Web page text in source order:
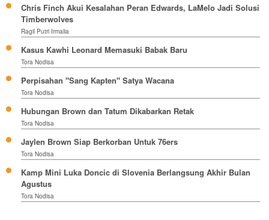
Chris Finch Akui Kesalahan Peran Edwards, LaMelo Jadi Solusi
Timberwolves
Ragil Putri Irmalia
Kasus Kawhi Leonard Memasuki Babak Baru
Tora Nodisa
Perpisahan "Sang Kapten" Satya Wacana
Tora Nodisa
Hubungan Brown dan Tatum Dikabarkan Retak
Tora Nodisa
Jaylen Brown Siap Berkorban Untuk 76ers
Tora Nodisa
Kamp Mini Luka Doncic di Slovenia Berlangsung Akhir Bulan
Agustus
Tora Nodisa